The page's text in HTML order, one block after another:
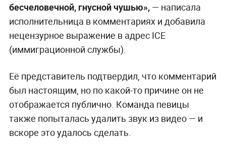
бесчеловечной, гнусной чушью»,— написала
исполнительница в комментариях и добавила
нецензурное выражение в адрес ICE
(иммиграционной службы).
Её представитель подтвердил, что комментарий
был настоящим, но по какой-то причине он не
отображается публично. Команда певицы
также попыталась удалить звук из видео — и
вскоре это удалось сделать.